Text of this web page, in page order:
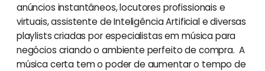
anúncios instantâneos, locutores profissionais e
virtuais, assistente de Inteligência Artificial e diversas
playlists criadas por especialistas em música para
negócios criando o ambiente perfeito de compra. A
música certa tem o poder de aumentar o tempo de